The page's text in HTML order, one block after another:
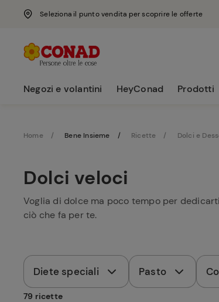
Seleziona il punto vendita per scoprire le offerte
Negozi e volantini HeyConad Prodotti
Home Bene Insieme Ricette Dolci e
Dolci veloci
Voglia di dolce ma poco tempo per
ciò che fa per te.
Diete speciali Pasto
79 ricette